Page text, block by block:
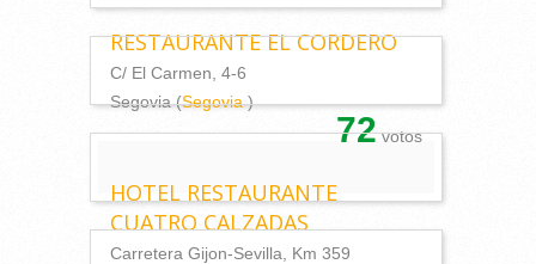
RESTAURANTE EL CORDERO
C/ El Carmen, 4-6
Segovia (Segovia )
72votos
HOTEL RESTAURANTE
CUATRO CALZADAS
Carretera Gijon-Sevilla, Km 359